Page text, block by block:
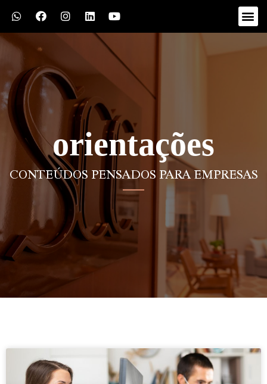
orientações
CONTEÚDOS PENSADOS PARA EMPRESAS